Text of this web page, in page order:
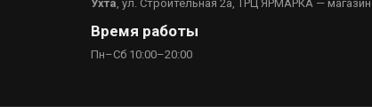
Ухта , ул. Строительная 2а, ТРЦ ЯРМАРКА — магазин
Время работы
Пн–Сб 10:00–20:00